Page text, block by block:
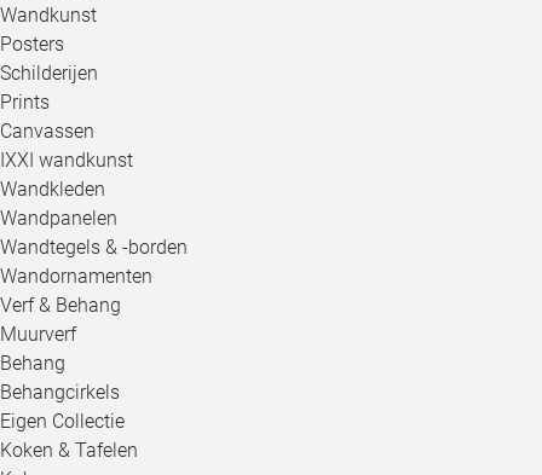
Wandkunst
Posters
Schilderijen
Prints
Canvassen
IXXI wandkunst
Wandkleden
Wandpanelen
Wandtegels & -borden
Wandornamenten
Verf & Behang
Muurverf
Behang
Behangcirkels
Eigen Collectie
Koken & Tafelen